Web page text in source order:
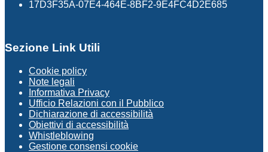
17D3F35A-07E4-464E-8BF2-9E4FC4D2E685
Sezione Link Utili
Cookie policy
Note legali
Informativa Privacy
Ufficio Relazioni con il Pubblico
Dichiarazione di accessibilità
Obiettivi di accessibilità
Whistleblowing
Gestione consensi cookie